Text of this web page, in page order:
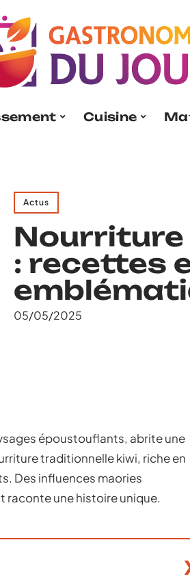
Cuisine
Actus
: recettes
05/05/2025
époustouflants, abrite une
traditionnelle kiwi, riche en
Des influences maories
raconte une histoire unique.